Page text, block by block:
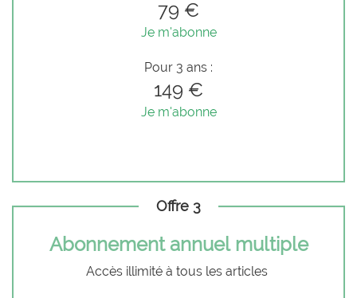
79 €
Je m'abonne
Pour 3 ans :
149 €
Je m'abonne
Offre 3
Abonnement annuel multiple
Accès illimité à tous les articles